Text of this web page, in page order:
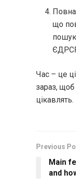
Повна
що
Час – це
зараз,
цікавлять.
Previous
Main
and